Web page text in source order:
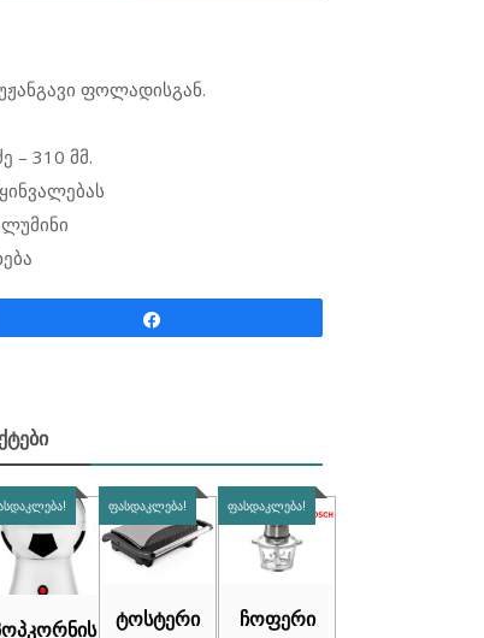
ფოლადისგან.
– 310 მმ.
ᲤᲐᲡᲓᲐᲙᲚᲔᲑᲐ!
ტოსტერი
ᲤᲐᲡᲓᲐᲙᲚᲔᲑᲐ!
ჩოფერი